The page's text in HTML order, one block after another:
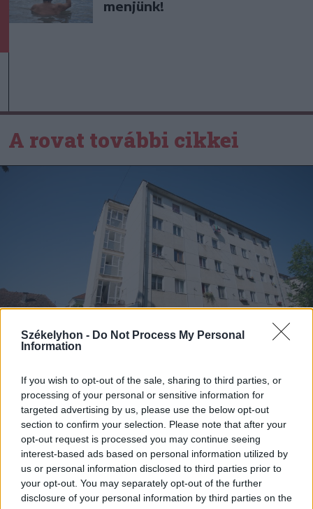
Székelyhon - Do Not Process My Personal
Information
If you wish to opt-out of the sale, sharing to third parties, or
processing of your personal or sensitive information for
targeted advertising by us, please use the below opt-out
section to confirm your selection. Please note that after your
opt-out request is processed you may continue seeing
interest-based ads based on personal information utilized by
us or personal information disclosed to third parties prior to
your opt-out. You may separately opt-out of the further
disclosure of your personal information by third parties on the
menjünk!
A rovat további cikkei
2026. augusztus 05., szerda
Agresszió, tartozások és javítások
a székelyudvarhelyi szociális
tömbházakban